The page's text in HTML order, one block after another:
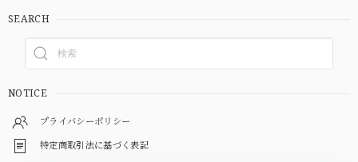
SEARCH
NOTICE
プライバシーポリシー
特定商取引法に基づく表記